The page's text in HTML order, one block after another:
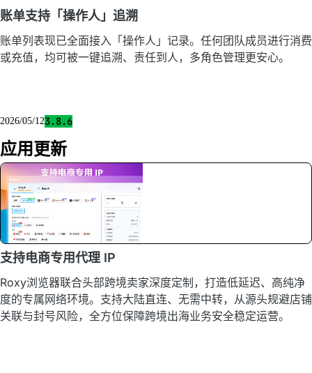
账单支持「操作人」追溯
账单列表现已全面接入「操作人」记录。任何团队成员进行消费
或充值，均可被一键追溯、责任到人，多角色管理更安心。
2026/05/123.8.6
应用更新
支持电商专用代理 IP
Roxy浏览器联合头部跨境卖家深度定制，打造低延迟、高纯净
度的专属网络环境。支持大陆直连、无需中转，从源头规避店铺
关联与封号风险，全方位保障跨境出海业务安全稳定运营。